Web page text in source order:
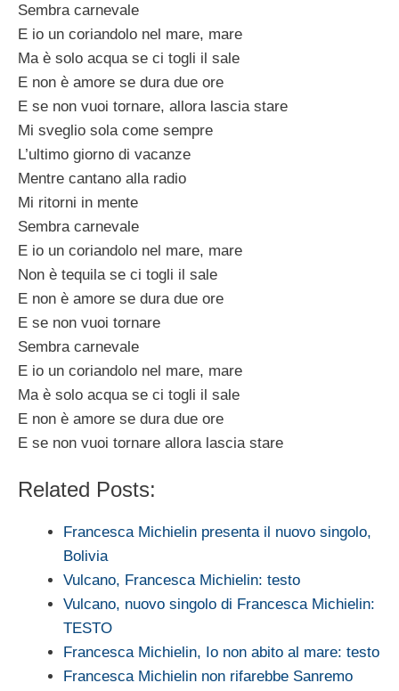
Sembra carnevale
E io un coriandolo nel mare, mare
Ma è solo acqua se ci togli il sale
E non è amore se dura due ore
E se non vuoi tornare, allora lascia stare
Mi sveglio sola come sempre
L’ultimo giorno di vacanze
Mentre cantano alla radio
Mi ritorni in mente
Sembra carnevale
E io un coriandolo nel mare, mare
Non è tequila se ci togli il sale
E non è amore se dura due ore
E se non vuoi tornare
Sembra carnevale
E io un coriandolo nel mare, mare
Ma è solo acqua se ci togli il sale
E non è amore se dura due ore
E se non vuoi tornare allora lascia stare
Related Posts:
Francesca Michielin presenta il nuovo singolo,
Bolivia
Vulcano, Francesca Michielin: testo
Vulcano, nuovo singolo di Francesca Michielin:
TESTO
Francesca Michielin, Io non abito al mare: testo
Francesca Michielin non rifarebbe Sanremo